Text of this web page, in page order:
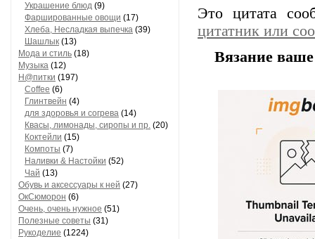
Украшение блюд (9)
Фаршированные овощи (17)
Хлеба, Несладкая выпечка (39)
Шашлык (13)
Мода и стиль (18)
Музыка (12)
Н@питки (197)
Coffee (6)
Глинтвейн (4)
для здоровья и согрева (14)
Квасы, лимонады, сиропы и пр. (20)
Коктейли (15)
Компоты (7)
Наливки & Настойки (52)
Чай (13)
Обувь и аксессуары к ней (27)
ОкСюморон (6)
Очень, очень нужное (51)
Полезные советы (31)
Рукоделие (1224)
Это цитата
цитатник или
Вязание